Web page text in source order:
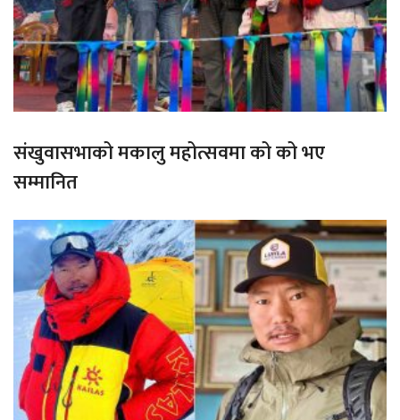
संखुवासभाको मकालु महोत्सवमा को को भए
सम्मानित